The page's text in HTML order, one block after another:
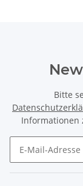
Bitte
Informationen